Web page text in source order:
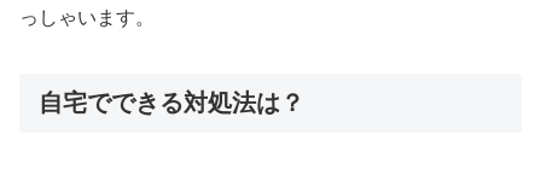
っしゃいます。
自宅でできる対処法は？